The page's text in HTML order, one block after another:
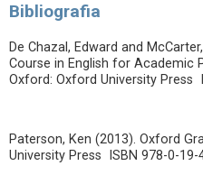
Bibliografia
De Chazal, Edward and
Course in English for Academic
Oxford: Oxford University Press
Paterson, Ken (2013). Oxford
University Press ISBN 978-0-19-